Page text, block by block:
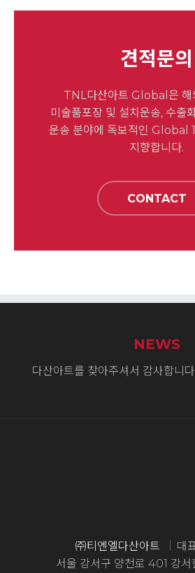
견적문의
TNL다산아트 Global은 해
미술품포장 및 설치운송, 수출
운송 분야에 독보적인 Global 1
지향합니다.
CONTACT
NEWS
다산아트를 찾아주셔서 감사합니다.
㈜티엔엘다산아트 대
서울 강서구 양천로 401 강서